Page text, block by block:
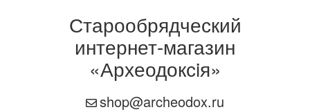
Старообрядческий
интернет-магазин
«Археодоксiя»
shop@archeodox.ru